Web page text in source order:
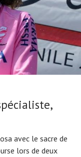
avec le sacre de
lors de deux